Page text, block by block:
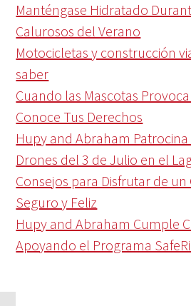
Manténgase Hidratado
Calurosos del Verano
Motocicletas y construcción
saber
Cuando las Mascotas
Conoce Tus Derechos
Hupy and Abraham
Drones del 3 de Julio en el
Consejos para Disfrutar de
Seguro y Feliz
Hupy and Abraham Cumple
Apoyando el Programa